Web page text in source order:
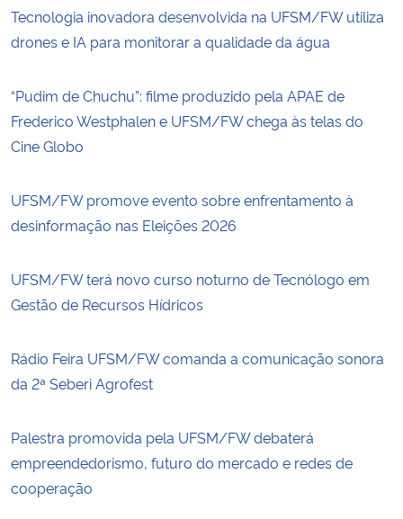
Tecnologia inovadora desenvolvida na UFSM/FW utiliza
drones e IA para monitorar a qualidade da água
“Pudim de Chuchu”: filme produzido pela APAE de
Frederico Westphalen e UFSM/FW chega às telas do
Cine Globo
UFSM/FW promove evento sobre enfrentamento à
desinformação nas Eleições 2026
UFSM/FW terá novo curso noturno de Tecnólogo em
Gestão de Recursos Hídricos
Rádio Feira UFSM/FW comanda a comunicação sonora
da 2ª Seberi Agrofest
Palestra promovida pela UFSM/FW debaterá
empreendedorismo, futuro do mercado e redes de
cooperação